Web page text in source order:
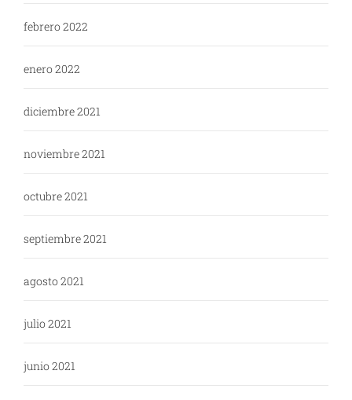
febrero 2022
enero 2022
diciembre 2021
noviembre 2021
octubre 2021
septiembre 2021
agosto 2021
julio 2021
junio 2021